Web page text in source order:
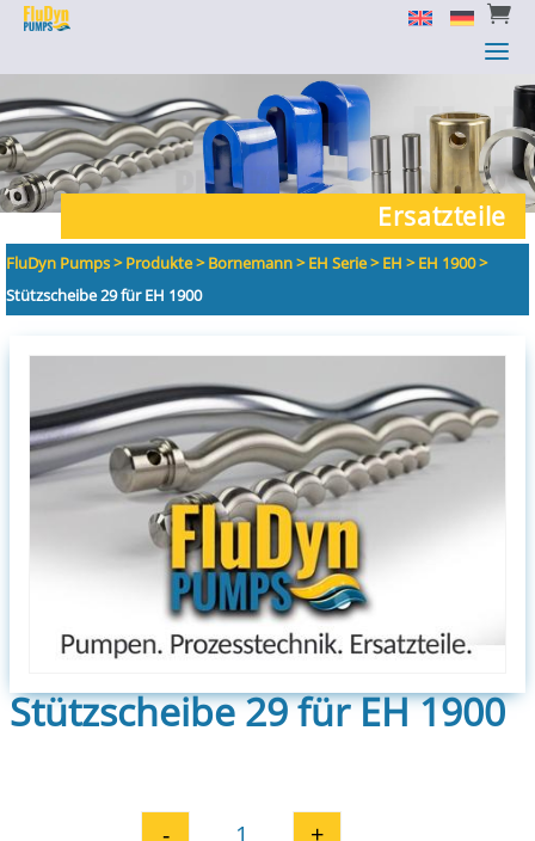

a

a
Ersatzteile
FluDyn Pumps>Produkte>Bornemann>EH Serie>EH >EH 1900>
Stützscheibe 29 für EH 1900
Stützscheibe 29 für EH 1900
- +